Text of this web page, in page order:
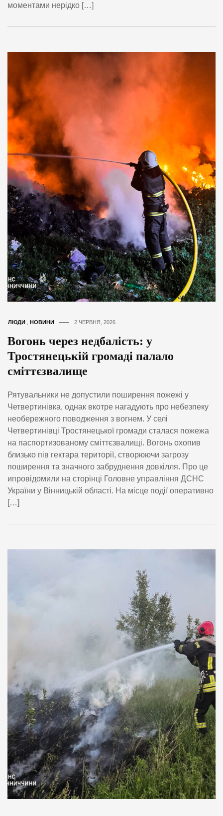
моментами нерідко […]
ЛЮДИ НОВИНИ 2 ЧЕРВНЯ, 2026
Вогонь через недбалість: у
Тростянецькій громаді палало
сміттєзвалище
Рятувальники не допустили поширення пожежі у
Четвертинівка, однак вкотре нагадують про небезпеку
необережного поводження з вогнем. У селі
Четвертинівці Тростянецької громади сталася пожежа
на паспортизованому сміттєзвалищі. Вогонь охопив
близько пів гектара території, створюючи загрозу
поширення та значного забруднення довкілля. Про це
ипровідомили на сторінці Головне управління ДСНС
України у Вінницькій області. На місце події оперативно
[…]